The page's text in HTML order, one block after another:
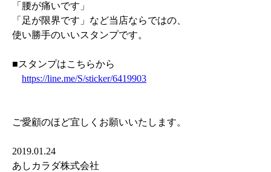
「腰が痛いです」
「足が限界です」など当店ならではの、
使い勝手のいいスタンプです。
■スタンプはこちらから
https://line.me/S/sticker/6419903
ご愛顧のほど宜しくお願いいたします。
2019.01.24
あしカラダ株式会社